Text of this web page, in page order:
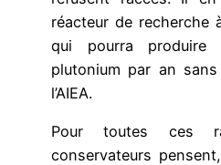
réacteur de recherche
qui pourra
plutonium par an
l’AIEA.
Pour toutes ces
conservateurs